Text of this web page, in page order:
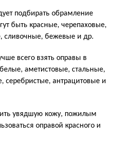
подбирать обрамление
быть красные, черепаховые,
сливочные, бежевые и др.
всего взять оправы в
аметистовые, стальные,
серебристые, антрацитовые и
увядшую кожу, пожилым
оправой красного и